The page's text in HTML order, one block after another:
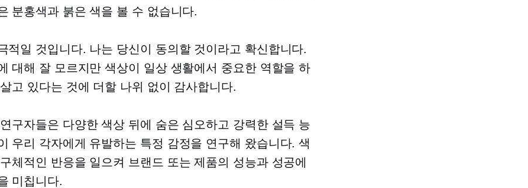
분홍색과 붉은 색을 볼 수 없습니다.
적일 것입니다. 나는 당신이 동의할 것이라고 확신합니다.
대해 잘 모르지만 색상이 일상 생활에서 중요한 역할을 하
고 있다는 것에 더할 나위 없이 감사합니다.
구자들은 다양한 색상 뒤에 숨은 심오하고 강력한 설득 능
우리 각자에게 유발하는 특정 감정을 연구해 왔습니다. 색
체적인 반응을 일으켜 브랜드 또는 제품의 성능과 성공에
미칩니다.